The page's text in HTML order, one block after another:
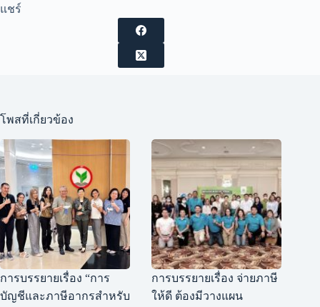
แชร์
โพสที่เกี่ยวข้อง
การบรรยายเรื่อง “การ
บัญชีและภาษีอากรสำหรับ
การบรรยายเรื่อง จ่ายภาษี
ให้ดี ต้องมีวางแผน